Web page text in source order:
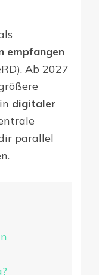
empfangen
Ab 2027
digitaler
parallel